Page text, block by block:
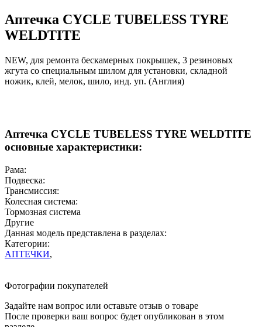
Аптечка CYCLE TUBELESS TYRE
WELDTITE
NEW, для ремонта бескамерных покрышек, 3 резиновых
жгута со специальным шилом для установки, складной
ножик, клей, мелок, шило, инд. уп. (Англия)
Аптечка CYCLE TUBELESS TYRE WELDTITE
основные характеристики:
Рама:
Подвеска:
Трансмиссия:
Колесная система:
Тормозная система
Другие
Данная модель представлена в разделах:
Категории:
АПТЕЧКИ,
Фотографии покупателей
Задайте нам вопрос или оставьте отзыв о товаре
После проверки ваш вопрос будет опубликован в этом